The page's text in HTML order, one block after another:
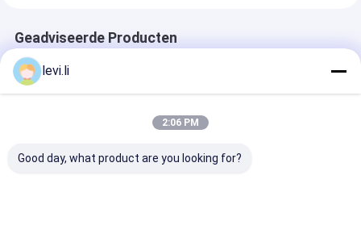
Geadviseerde Producten
levi.li
2:06 PM
Good day, what product are you looking for?